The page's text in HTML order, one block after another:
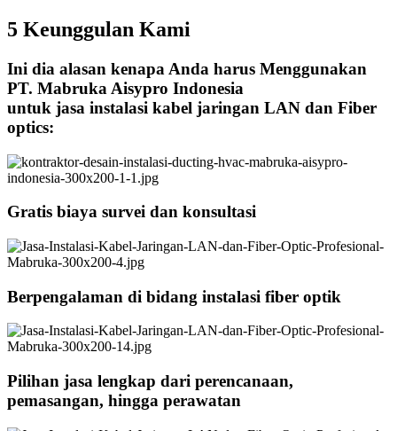
5 Keunggulan Kami
Ini dia alasan kenapa Anda harus Menggunakan
PT. Mabruka Aisypro Indonesia
untuk jasa instalasi kabel jaringan LAN dan Fiber
optics:
Gratis biaya survei dan konsultasi
Berpengalaman di bidang instalasi fiber optik
Pilihan jasa lengkap dari perencanaan,
pemasangan, hingga perawatan